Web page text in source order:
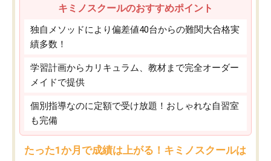
キミノスクールのおすすめポイント
独自メソッドにより偏差値40台からの難関大合格実
績多数！
学習計画からカリキュラム、教材まで完全オーダー
メイドで提供
個別指導なのに定額で受け放題！おしゃれな自習室
も完備
たった1か月で成績は上がる！キミノスクールは